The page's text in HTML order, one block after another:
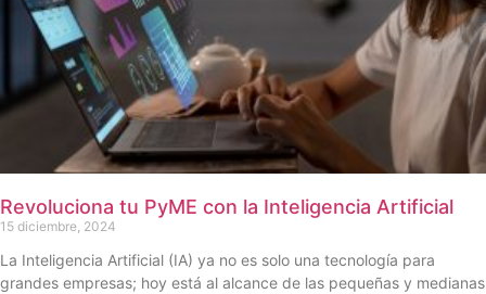
Revoluciona tu PyME con la Inteligencia Artificial
15 diciembre, 2024
La Inteligencia Artificial (IA) ya no es solo una tecnología para
grandes empresas; hoy está al alcance de las pequeñas y medianas